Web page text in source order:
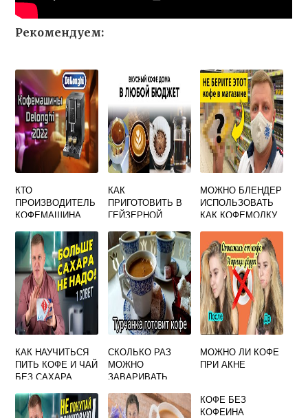
Рекомендуем:
КТО
ПРОИЗВОДИТЕЛЬ
КОФЕМАШИНА
КАК
ПРИГОТОВИТЬ В
ГЕЙЗЕРНОЙ
КАПУЧИНО
МОЖНО БЛЕНДЕР
ИСПОЛЬЗОВАТЬ
КАК КОФЕМОЛКУ
КАК НАУЧИТЬСЯ
ПИТЬ КОФЕ И ЧАЙ
БЕЗ САХАРА
СКОЛЬКО РАЗ
МОЖНО
ЗАВАРИВАТЬ
ГЕЙЗЕРНОЙ
КОФЕВАРКЕ
МОЖНО ЛИ КОФЕ
ПРИ АКНЕ
КОФЕ БЕЗ
КОФЕИНА